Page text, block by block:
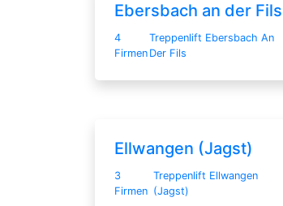
Ebersbach an der Fils
4
Firmen
Treppenlift Ebersbach An
Der Fils
Ellwangen (Jagst)
3
Firmen
Treppenlift Ellwangen
(Jagst)